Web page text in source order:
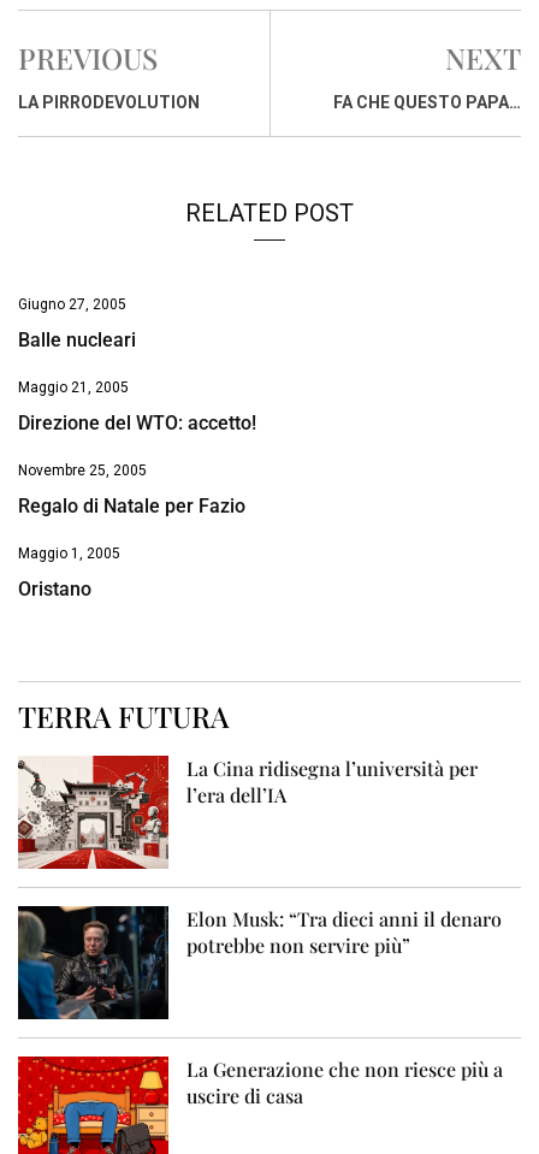
c
b
o
a
s
A
n
d
r
a
p
i
PREVIOUS
LA PIRRODEVOLUTION
NEXT
FA CHE QUESTO PAPA…
RELATED POST
Giugno 27, 2005
Balle nucleari
Maggio 21, 2005
Direzione del WTO: accetto!
Novembre 25, 2005
Regalo di Natale per Fazio
Maggio 1, 2005
Oristano
TERRA FUTURA
La Cina ridisegna l’università per
l’era dell’IA
Elon Musk: “Tra dieci anni il denaro
potrebbe non servire più”
La Generazione che non riesce più a
uscire di casa